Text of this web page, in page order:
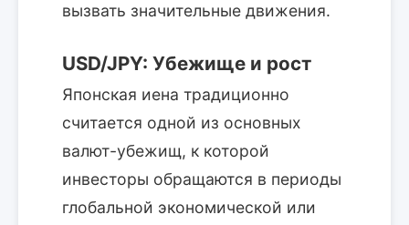
вызвать значительные движения.
USD/JPY: Убежище и рост
Японская иена традиционно
считается одной из основных
валют-убежищ, к которой
инвесторы обращаются в периоды
глобальной экономической или